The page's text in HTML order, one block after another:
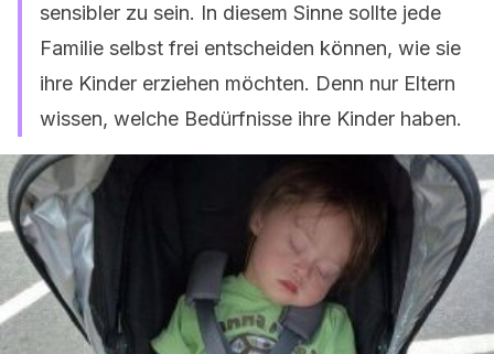
sensibler zu sein. In diesem Sinne sollte jede
Familie selbst frei entscheiden können, wie sie
ihre Kinder erziehen möchten. Denn nur Eltern
wissen, welche Bedürfnisse ihre Kinder haben.